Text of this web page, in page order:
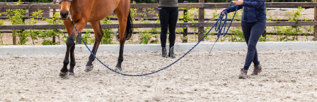
Eten
Drinken
Slapen
Recreatief